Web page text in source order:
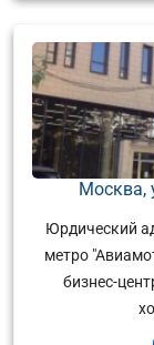
Москва,
Юрдический
метро
бизнес-